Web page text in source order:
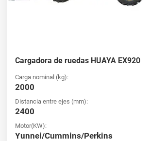
Cargadora de ruedas HUAYA EX920
Carga nominal (kg):
2000
Distancia entre ejes (mm):
2400
Motor(KW):
Yunnei/Cummins/Perkins